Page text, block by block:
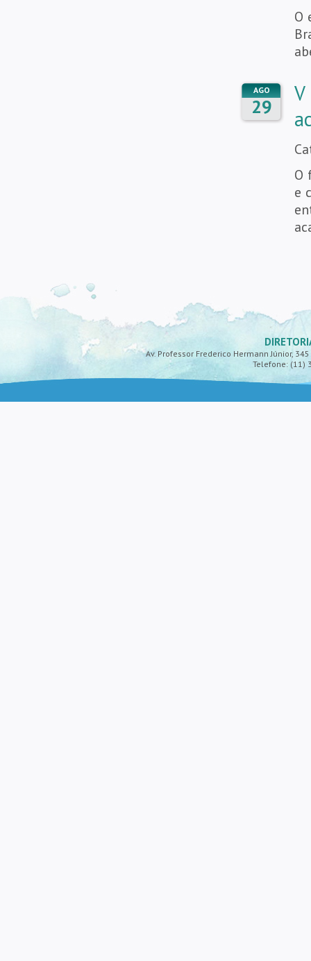
O
AGO
29
O
e
Av. Professor Frederico Hermann Júnior,
Telefone: (11)